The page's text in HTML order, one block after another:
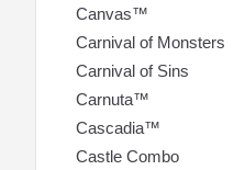
Canvas™
Carnival of Monsters
Carnival of Sins
Carnuta™
Cascadia™
Castle Combo